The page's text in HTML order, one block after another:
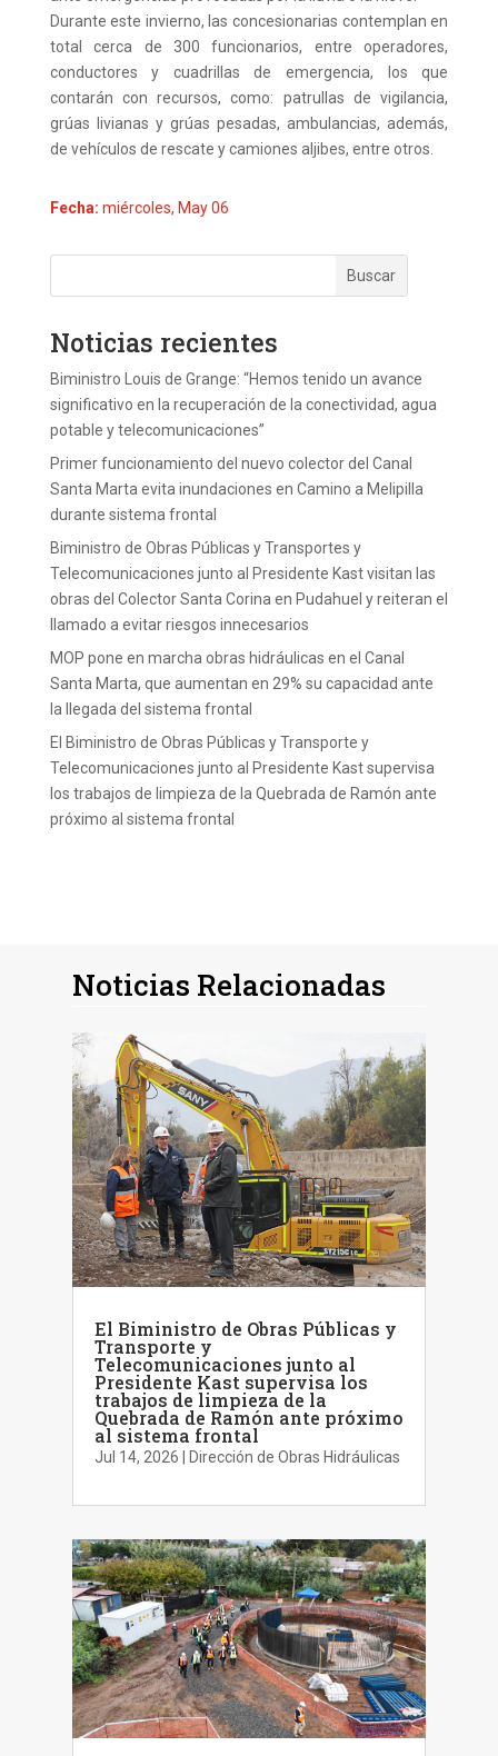
Durante este invierno, las concesionarias contemplan en
total cerca de 300 funcionarios, entre operadores,
conductores y cuadrillas de emergencia, los que
contarán con recursos, como: patrullas de vigilancia,
grúas livianas y grúas pesadas, ambulancias, además,
de vehículos de rescate y camiones aljibes, entre otros.
Fecha: miércoles, May 06
Noticias recientes
Biministro Louis de Grange: “Hemos tenido un avance
significativo en la recuperación de la conectividad, agua
potable y telecomunicaciones”
Primer funcionamiento del nuevo colector del Canal
Santa Marta evita inundaciones en Camino a Melipilla
durante sistema frontal
Biministro de Obras Públicas y Transportes y
Telecomunicaciones junto al Presidente Kast visitan las
obras del Colector Santa Corina en Pudahuel y reiteran el
llamado a evitar riesgos innecesarios
MOP pone en marcha obras hidráulicas en el Canal
Santa Marta, que aumentan en 29% su capacidad ante
la llegada del sistema frontal
El Biministro de Obras Públicas y Transporte y
Telecomunicaciones junto al Presidente Kast supervisa
los trabajos de limpieza de la Quebrada de Ramón ante
próximo al sistema frontal
Noticias Relacionadas
El Biministro de Obras Públicas y
Transporte y
Telecomunicaciones junto al
Presidente Kast supervisa los
trabajos de limpieza de la
Quebrada de Ramón ante próximo
al sistema frontal
Jul 14, 2026 Dirección de Obras Hidráulicas